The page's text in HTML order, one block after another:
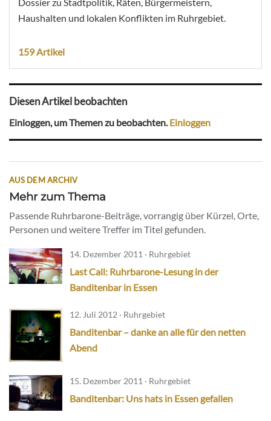
Haushalten und lokalen Konflikten im Ruhrgebiet.
159 Artikel
Diesen Artikel beobachten
Einloggen, um Themen zu beobachten.Einloggen
AUS DEM ARCHIV
Mehr zum Thema
Passende Ruhrbarone-Beiträge, vorrangig über Kürzel, Orte,
Personen und weitere Treffer im Titel gefunden.
14. Dezember 2011 · Ruhrgebiet
Last Call: Ruhrbarone-Lesung in der
Banditenbar in Essen
12. Juli 2012 · Ruhrgebiet
Banditenbar – danke an alle für den netten
Abend
15. Dezember 2011 · Ruhrgebiet
Banditenbar: Uns hats in Essen gefallen